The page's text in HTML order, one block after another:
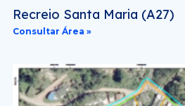
Recreio Santa Maria (A27)
Consultar Área »